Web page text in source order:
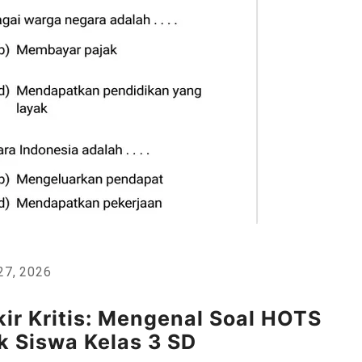
2026
Kritis: Mengenal Soal HOTS
Siswa Kelas 3 SD